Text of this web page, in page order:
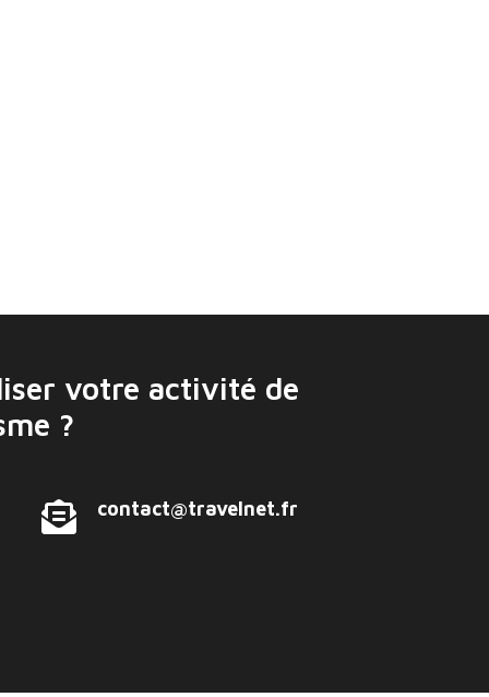
pour les acteurs du secteur aérien
votre activité de
?
contact@travelnet.fr